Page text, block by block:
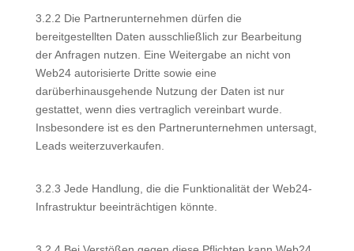
3.2.2 Die Partnerunternehmen dürfen die
bereitgestellten Daten ausschließlich zur Bearbeitung
der Anfragen nutzen. Eine Weitergabe an nicht von
Web24 autorisierte Dritte sowie eine
darüberhinausgehende Nutzung der Daten ist nur
gestattet, wenn dies vertraglich vereinbart wurde.
Insbesondere ist es den Partnerunternehmen untersagt,
Leads weiterzuverkaufen.
3.2.3 Jede Handlung, die die Funktionalität der Web24-
Infrastruktur beeinträchtigen könnte.